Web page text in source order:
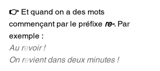
👉 Et quand on a des mots
commençant par le préfixe re-. Par
exemple :
Au revoir !
On revient dans deux minutes !